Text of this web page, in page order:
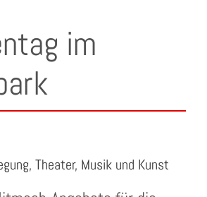
SUCHE
im
Theater, Musik und Kunst